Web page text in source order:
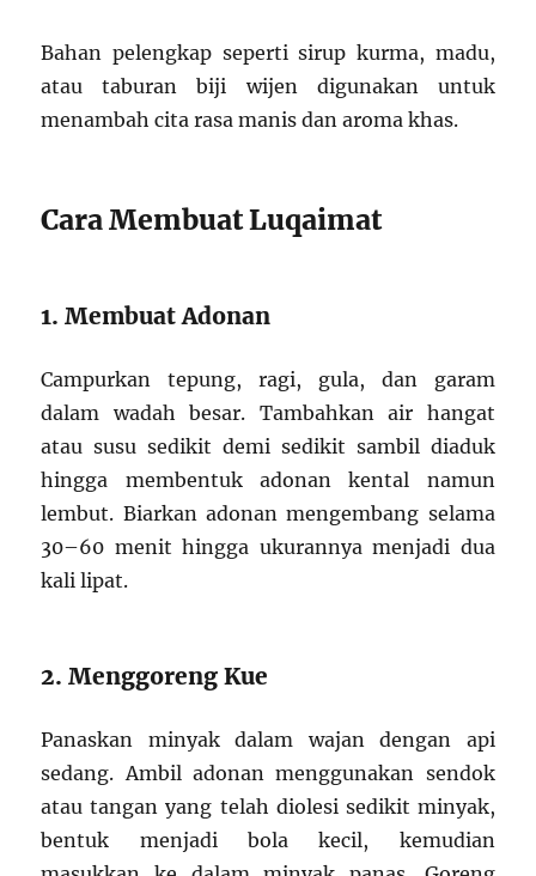
Bahan pelengkap seperti sirup kurma, madu,
atau taburan biji wijen digunakan untuk
menambah cita rasa manis dan aroma khas.
Cara Membuat Luqaimat
1. Membuat Adonan
Campurkan tepung, ragi, gula, dan garam
dalam wadah besar. Tambahkan air hangat
atau susu sedikit demi sedikit sambil diaduk
hingga membentuk adonan kental namun
lembut. Biarkan adonan mengembang selama
30–60 menit hingga ukurannya menjadi dua
kali lipat.
2. Menggoreng Kue
Panaskan minyak dalam wajan dengan api
sedang. Ambil adonan menggunakan sendok
atau tangan yang telah diolesi sedikit minyak,
bentuk menjadi bola kecil, kemudian